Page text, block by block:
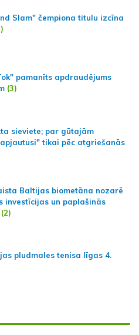
Slam" čempiona titulu izcīna
pamanīts apdraudējums
(3)
sieviete; par gūtajām
tikai pēc atgriešanās
Baltijas biometāna nozarē
investīcijas un paplašinās
(2)
pludmales tenisa līgas 4.